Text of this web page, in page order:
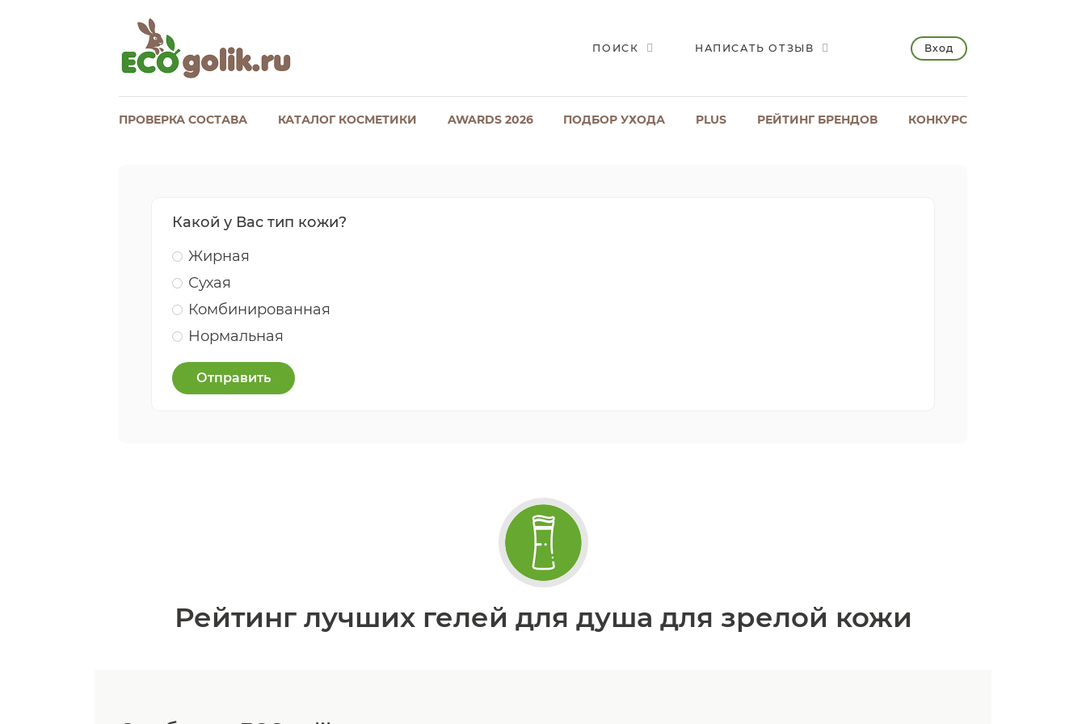
ПОИСК НАПИСАТЬ ОТЗЫВ Вход
ПРОВЕРКА СОСТАВА КАТАЛОГ КОСМЕТИКИ AWARDS 2026 ПОДБОР УХОДА PLUS РЕЙТИНГ БРЕНДОВ КОНКУРС
Какой у Вас тип кожи?
Жирная
Сухая
Комбинированная
Нормальная
Отправить
Рейтинг лучших гелей для душа для зрелой кожи